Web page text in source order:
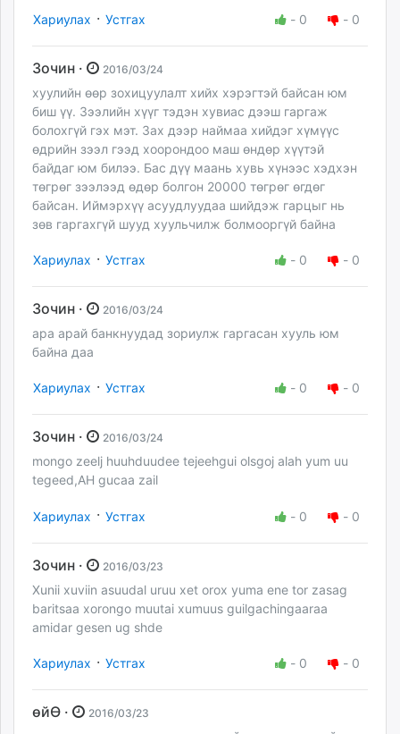
Хариулах · Устгах - 0 - 0
Зочин · 2016/03/24
хуулийн өөр зохицуулалт хийх хэрэгтэй байсан юм
биш үү. Зээлийн хүүг тэдэн хувиас дээш гаргаж
болохгүй гэх мэт. Зах дээр наймаа хийдэг хүмүүс
өдрийн зээл гээд хоорондоо маш өндөр хүүтэй
байдаг юм билээ. Бас дүү маань хувь хүнээс хэдхэн
төгрөг зээлээд өдөр болгон 20000 төгрөг өгдөг
байсан. Иймэрхүү асуудлуудаа шийдэж гарцыг нь
зөв гаргахгүй шууд хуульчилж болмооргүй байна
Хариулах · Устгах - 0 - 0
Зочин · 2016/03/24
ара арай банкнуудад зориулж гаргасан хууль юм
байна даа
Хариулах · Устгах - 0 - 0
Зочин · 2016/03/24
mongo zeelj huuhduudee tejeehgui olsgoj alah yum uu
tegeed,AH gucaa zail
Хариулах · Устгах - 0 - 0
Зочин · 2016/03/23
Xunii xuviin asuudal uruu xet orox yuma ene tor zasag
baritsaa xorongo muutai xumuus guilgachingaaraa
amidar gesen ug shde
Хариулах · Устгах - 0 - 0
өйӨ · 2016/03/23